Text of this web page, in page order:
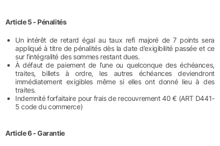
Article 5 - Pénalités
Un intérêt de retard égal au taux refi majoré de 7 points sera
appliqué à titre de pénalités dès la date d’exigibilité passée et ce
sur l’intégralité des sommes restant dues.
À défaut de paiement de l’une ou quelconque des échéances,
traites, billets à ordre, les autres échéances deviendront
immédiatement exigibles même si elles ont donné lieu à des
traites.
Indemnité forfaitaire pour frais de recouvrement 40 € (ART D441-
5 code du commerce)
Article 6 - Garantie